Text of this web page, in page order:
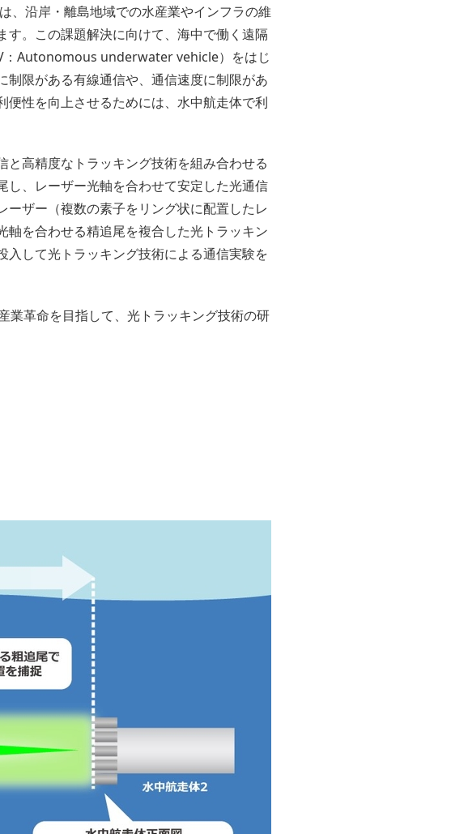
、沿岸・離島地域での水産業やインフラの維
。この課題解決に向けて、海中で働く遠隔
：Autonomous underwater vehicle）をはじ
限がある有線通信や、通信速度に制限があ
性を向上させるためには、水中航走体で利
高精度なトラッキング技術を組み合わせる
、レーザー光軸を合わせて安定した光通信
ザー（複数の素子をリング状に配置したレ
を合わせる精追尾を複合した光トラッキン
して光トラッキング技術による通信実験を
業革命を目指して、光トラッキング技術の研